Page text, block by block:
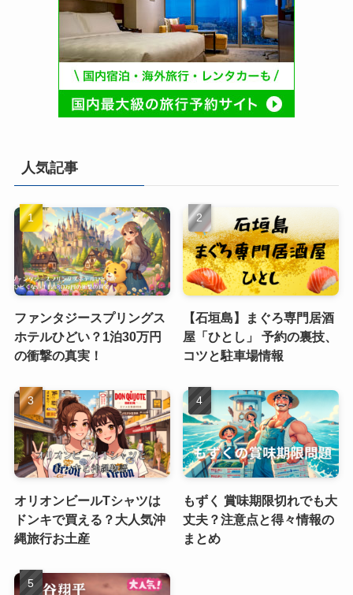
人気記事
ファンタジースプリングス
ホテルひどい？1泊30万円
の衝撃の真実！
【石垣島】まぐろ専門居酒
屋「ひとし」 予約の裏技、
コツと駐車場情報
オリオンビールTシャツは
ドンキで買える？大人気沖
縄旅行お土産
もずく 賞味期限切れでも大
丈夫？注意点と得々情報の
まとめ